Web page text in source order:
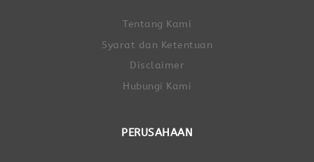
Tentang Kami
Syarat dan Ketentuan
Disclaimer
Hubungi Kami
PERUSAHAAN